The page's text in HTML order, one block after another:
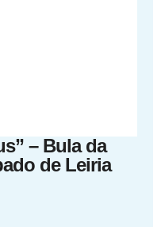
– Bula da
de Leiria